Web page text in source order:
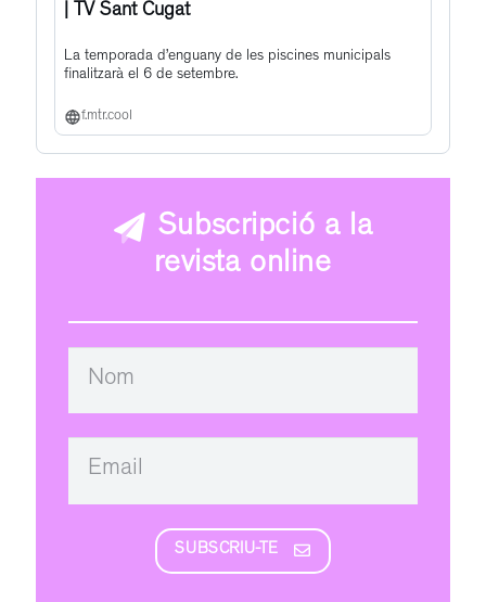
| TV Sant Cugat
La temporada d’enguany de les piscines municipals
finalitzarà el 6 de setembre.
f.mtr.cool
Subscripció a la
revista online
SUBSCRIU-TE